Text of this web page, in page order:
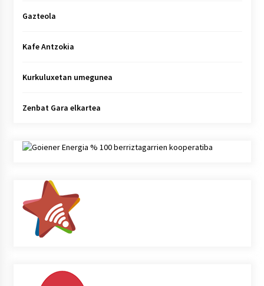
Gazteola
Kafe Antzokia
Kurkuluxetan umegunea
Zenbat Gara elkartea